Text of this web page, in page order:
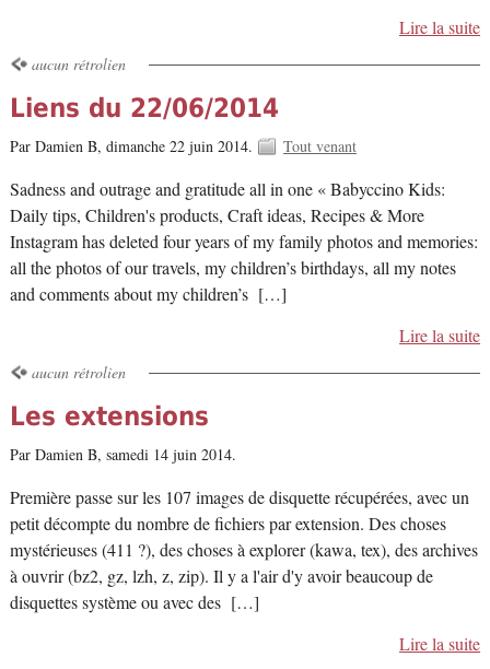
Lire la suite
aucun rétrolien
Liens du 22/06/2014
Par Damien B, dimanche 22 juin 2014. Tout venant
Sadness and outrage and gratitude all in one « Babyccino Kids:
Daily tips, Children's products, Craft ideas, Recipes & More
Instagram has deleted four years of my family photos and memories:
all the photos of our travels, my children’s birthdays, all my notes
and comments about my children’s […]
Lire la suite
aucun rétrolien
Les extensions
Par Damien B, samedi 14 juin 2014.
Première passe sur les 107 images de disquette récupérées, avec un
petit décompte du nombre de fichiers par extension. Des choses
mystérieuses (411 ?), des choses à explorer (kawa, tex), des archives
à ouvrir (bz2, gz, lzh, z, zip). Il y a l'air d'y avoir beaucoup de
disquettes système ou avec des […]
Lire la suite